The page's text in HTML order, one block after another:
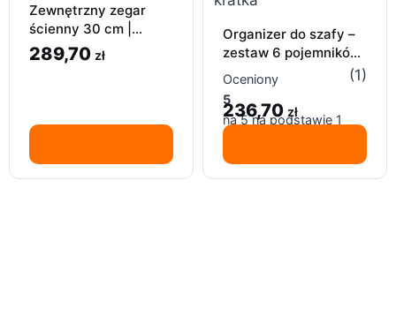
Zewnętrzny zegar
ścienny 30 cm |
WODOODPORNY!
289,70 zł
Organizer do szafy –
zestaw 6 pojemników
na ubrania 90 l, szara
kratka
Oceniony
5
na 5 na podstawie 1
(1)
236,70 zł